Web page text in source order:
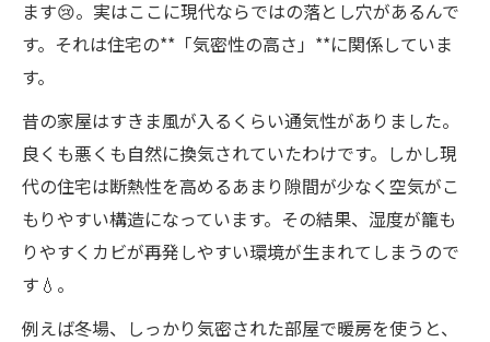
ます😢。実はここに現代ならではの落とし穴があるんで
す。それは住宅の**「気密性の高さ」**に関係していま
す。
昔の家屋はすきま風が入るくらい通気性がありました。
良くも悪くも自然に換気されていたわけです。しかし現
代の住宅は断熱性を高めるあまり隙間が少なく空気がこ
もりやすい構造になっています。その結果、湿度が籠も
りやすくカビが再発しやすい環境が生まれてしまうので
す💧。
例えば冬場、しっかり気密された部屋で暖房を使うと、